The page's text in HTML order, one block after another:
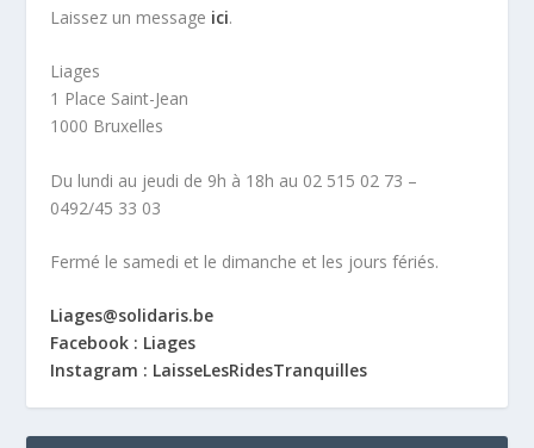
Laissez un message ici.
Liages
1 Place Saint-Jean
1000 Bruxelles
Du lundi au jeudi de 9h à 18h au 02 515 02 73 –
0492/45 33 03
Fermé le samedi et le dimanche et les jours fériés.
Liages@solidaris.be
Facebook : Liages
Instagram : LaisseLesRidesTranquilles